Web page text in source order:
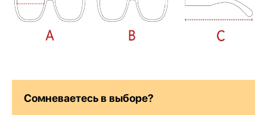
Сомневаетесь в выборе?